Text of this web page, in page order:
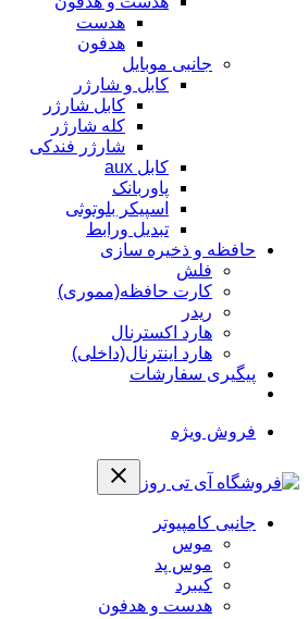
هدست
هدفون
جانبی موبایل
کابل و شارژر
کابل شارژر
کله شارژر
شارژر فندکی
کابل aux
پاوربانک
اسپیکر بلوتوثی
تبدیل ورابط
حافظه و ذخیره سازی
فلش
کارت حافظه(مموری)
ریدر
هارد اکسترنال
هارد اینترنال(داخلی)
پیگیری سفارشات
فروش ویژه
جانبی کامپیوتر
موس
موس پد
کیبرد
هدست و هدفون